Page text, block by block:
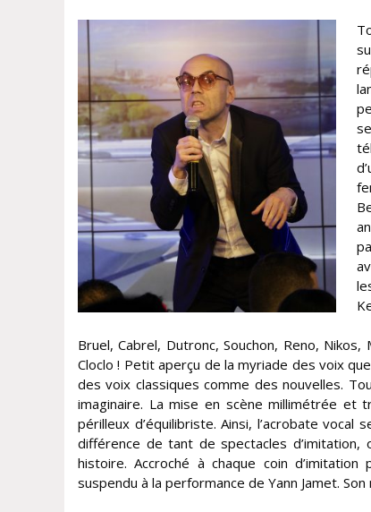
Bruel, Cabrel, Dutronc, Souchon, Reno,
Cloclo ! Petit aperçu de la myriade des voix
des voix classiques comme des nouvelles.
imaginaire. La mise en scène millimétrée et
périlleux d’équilibriste. Ainsi, l’acrobate
différence de tant de spectacles
histoire. Accroché à chaque coin
suspendu à la performance de Yann Jamet.